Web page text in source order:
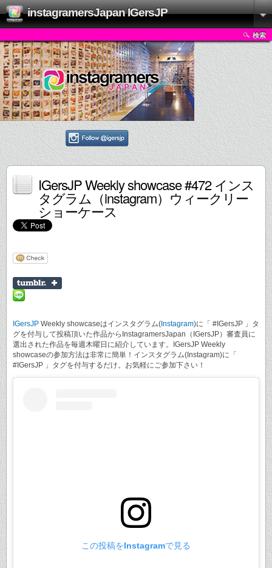
instagramersJapan IGersJP
検索
IGersJP Weekly showcase #472 インス
タグラム（instagram）ウィークリー
ショーケース
IGersJP Weekly showcaseはインスタグラム( Instagram)に「 #IGersJP 」タ
グを付与して投稿頂いた作品からInstagramersJapan（IGersJP）審査員に
選出された作品を毎週木曜日に紹介しています。IGersJP Weekly
showcaseの参加方法は非常に簡単！インスタグラム(Instagram)に「
#IGersJP 」タグを付与するだけ。お気軽にご参加下さい！
この投稿をInstagramで見る